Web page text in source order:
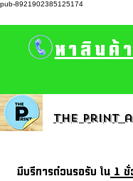
pub-8921902385125174
หาสินค้
The print
มีบรีการด่วนรอรับ ใน 1 ชั่